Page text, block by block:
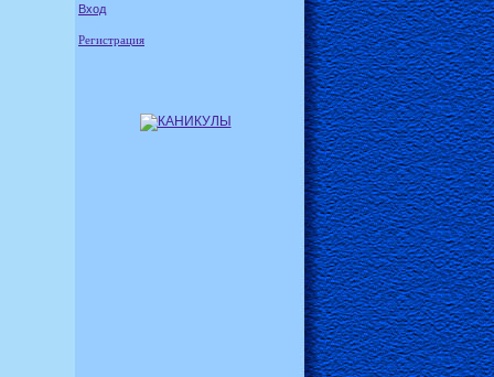
Вход
Регистрация